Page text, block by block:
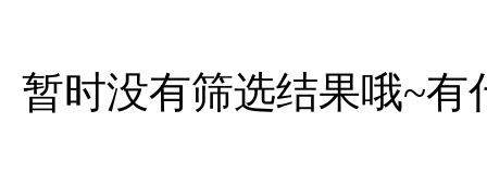
暂时没有筛选结果哦~